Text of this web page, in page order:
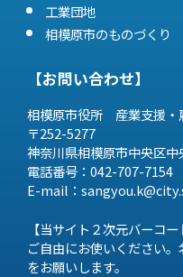
工業団地
相模原市のものづくり
【お問い合わせ】
相模原市役所 産業支援・
〒252-5277
神奈川県相模原市中央区
電話番号：042-707-7154
E-mail：
【当サイト２次元バーコー
ご自由にお使いください
をお願いします。